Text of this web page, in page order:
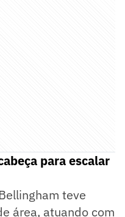
para escalar
teve
área, atuando com